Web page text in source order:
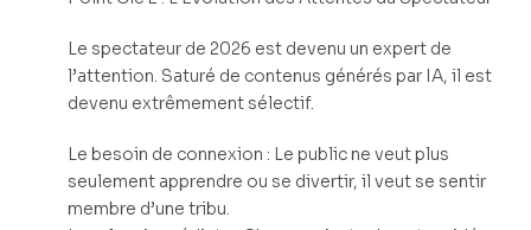
Le spectateur de 2026 est devenu un expert de
l’attention. Saturé de contenus générés par IA, il est
devenu extrêmement sélectif.
Le besoin de connexion : Le public ne veut plus
seulement apprendre ou se divertir, il veut se sentir
membre d’une tribu.